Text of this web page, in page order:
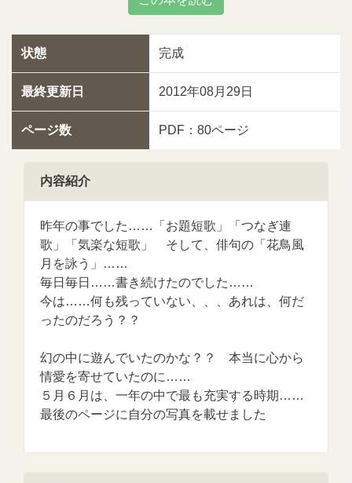
状態 完成
最終更新日 2012年08月29日
ページ数 PDF：80ページ
内容紹介
昨年の事でした……「お題短歌」「つなぎ連
歌」「気楽な短歌」 そして、俳句の「花鳥風
月を詠う」……
毎日毎日……書き続けたのでした……
今は……何も残っていない、、、あれは、何だ
ったのだろう？？
幻の中に遊んでいたのかな？？ 本当に心から
情愛を寄せていたのに……
５月６月は、一年の中で最も充実する時期……
最後のページに自分の写真を載せました